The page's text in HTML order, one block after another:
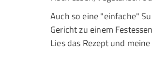
Auch so eine "einfache"
Gericht zu einem
Lies das Rezept und